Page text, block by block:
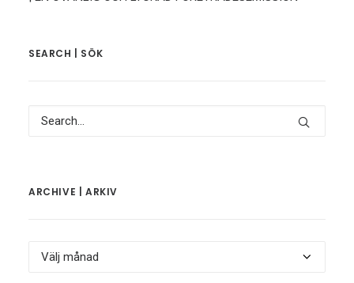
SEARCH | SÖK
ARCHIVE | ARKIV
Archive